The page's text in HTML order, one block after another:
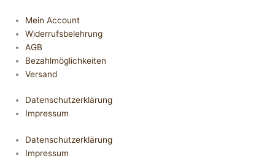
Mein Account
Widerrufsbelehrung
AGB
Bezahlmöglichkeiten
Versand
Datenschutzerklärung
Impressum
Datenschutzerklärung
Impressum